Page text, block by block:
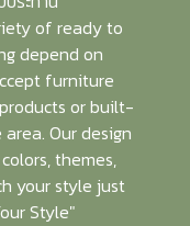
of ready to
depend on
furniture
or built-
Our design
themes,
your style just
Style"